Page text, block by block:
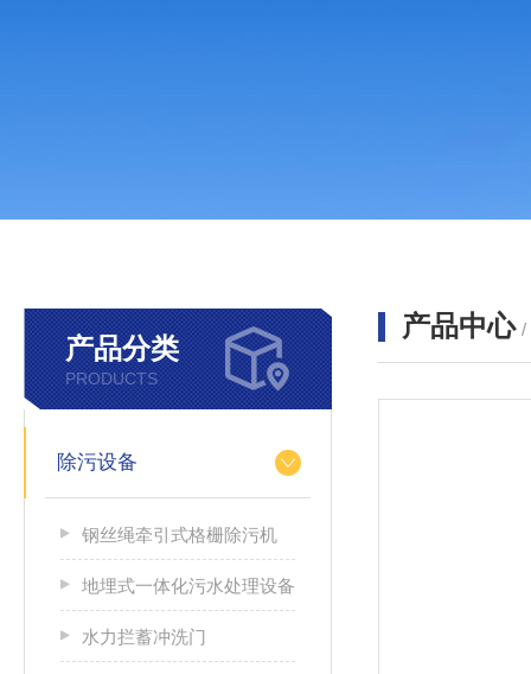
产品分类
PRODUCTS
除污设备
钢丝绳牵引式格栅除污机
地埋式一体化污水处理设备
水力拦蓄冲洗门
产品中心 /